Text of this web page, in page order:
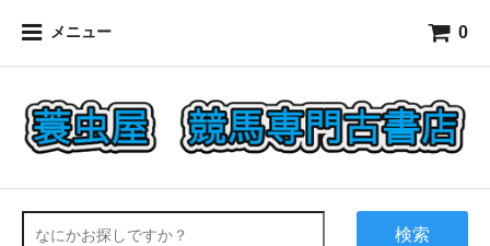
メニュー 0
検索